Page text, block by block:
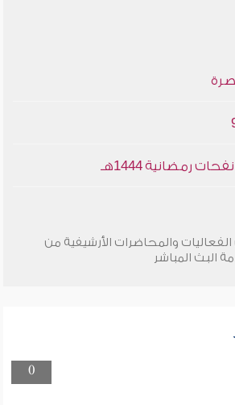
رمضانية 1444هـ
والمحاضرات الأرشيفية من
البث المباشر
0